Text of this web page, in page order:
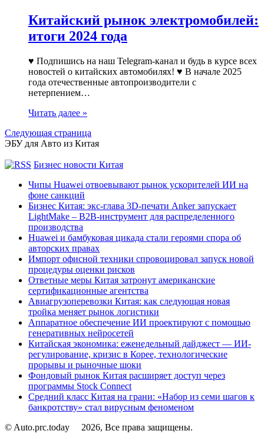
Китайский рынок электромобилей:
итоги 2024 года
♥ Подпишись на наш Telegram-канал и будь в курсе всех
новостей о китайских автомобилях! ♥ В начале 2025
года отечественные автопроизводители с
нетерпением…
Читать далее »
Следующая страница
ЭБУ для Авто из Китая
Бизнес новости Китая
Чипы Huawei отвоевывают рынок ускорителей ИИ на
фоне санкций
Бизнес Китая: экс-глава 3D-печати Anker запускает
LightMake – B2B-инструмент для распределенного
производства
Huawei и бамбуковая цикада стали героями спора об
авторских правах
Импорт офисной техники спровоцировал запуск новой
процедуры оценки рисков
Ответные меры Китая затронут американские
сертификационные агентства
Авиагрузоперевозки Китая: как следующая новая
тройка меняет рынок логистики
Аппаратное обеспечение ИИ проектируют с помощью
генеративных нейросетей
Китайская экономика: еженедельный дайджест — ИИ-
регулирование, кризис в Корее, технологические
прорывы и рыночные шоки
Фондовый рынок Китая расширяет доступ через
программы Stock Connect
Средний класс Китая на грани: «Набор из семи шагов к
банкротству» стал вирусным феноменом
© Auto.prc.today
2026, Все права защищены.